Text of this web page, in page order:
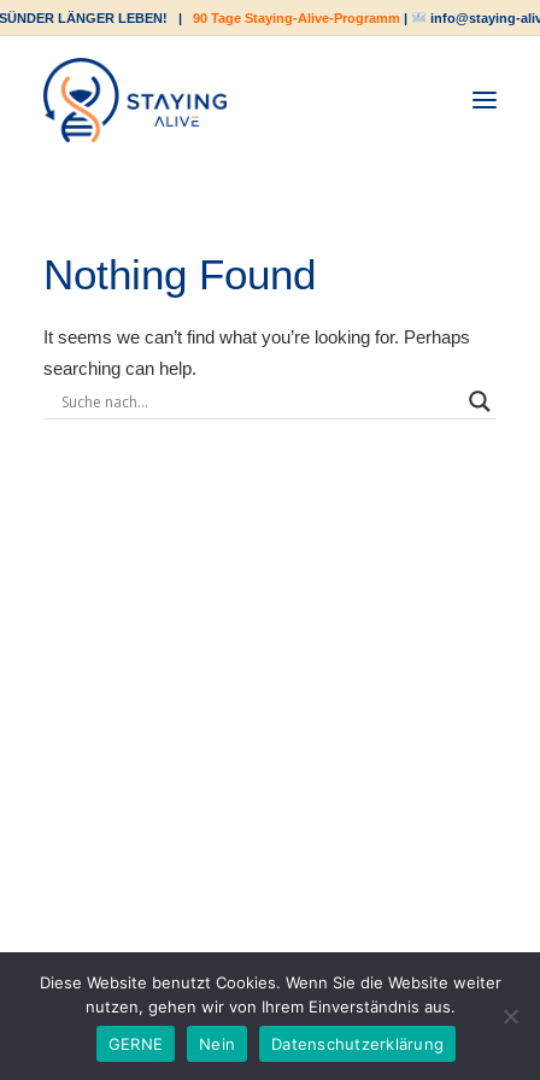
LÄNGER LEBEN! |90 Tage Staying-Alive-Programm | info@staying-
Nothing Found
It seems we can’t find what you’re looking for. Perhaps
searching can help.
Diese Website benutzt Cookies. Wenn Sie die Website weiter
nutzen, gehen wir von Ihrem Einverständnis aus.
GERNE
Nein Datenschutzerklärung